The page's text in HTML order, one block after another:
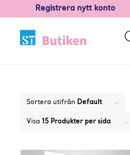
Registrera nytt konto
Sortera utifrån Default
Visa 15 Produkter per sida